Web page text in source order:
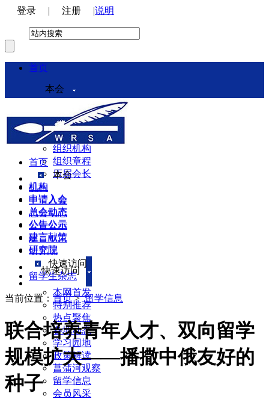
登录 | 注册 |说明
首页
本会
本会介绍
领导机构
理事会
组织机构
组织章程
历届会长
机构
申请入会
总会动态
公告公示
建言献策
研究院
快速访问
本网首发
特别推荐
热点聚焦
各地动态
学习园地
政策解读
菖蒲河观察
留学信息
会员风采
首页
本会
机构
申请入会
总会动态
公告公示
建言献策
研究院
快速访问
留学生杂志
当前位置： 首页>留学信息
联合培养青年人才、双向留学
规模扩大——播撒中俄友好的
种子